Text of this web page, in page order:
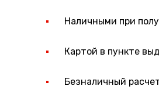
Наличными при
Картой в пункте
Безналичный